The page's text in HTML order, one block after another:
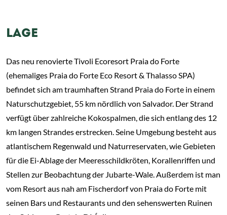
LAGE
Das neu renovierte Tivoli Ecoresort Praia do Forte
(ehemaliges Praia do Forte Eco Resort & Thalasso SPA)
befindet sich am traumhaften Strand Praia do Forte in einem
Naturschutzgebiet, 55 km nördlich von Salvador. Der Strand
verfügt über zahlreiche Kokospalmen, die sich entlang des 12
km langen Strandes erstrecken. Seine Umgebung besteht aus
atlantischem Regenwald und Naturreservaten, wie Gebieten
für die Ei-Ablage der Meeresschildkröten, Korallenriffen und
Stellen zur Beobachtung der Jubarte-Wale. Außerdem ist man
vom Resort aus nah am Fischerdorf von Praia do Forte mit
seinen Bars und Restaurants und den sehenswerten Ruinen